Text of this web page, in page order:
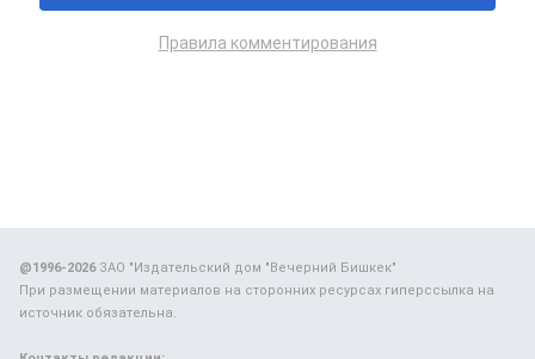
Правила комментирования
@1996-2026ЗАО "Издательский дом "Вечерний Бишкек"
При размещении материалов на сторонних ресурсах гиперссылка на
источник обязательна.